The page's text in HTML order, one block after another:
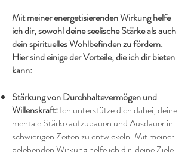
Mit meiner energetisierenden Wirkung helfe
ich dir, sowohl deine seelische Stärke als auch
dein spirituelles Wohlbefinden zu fördern.
Hier sind einige der Vorteile, die ich dir bieten
kann:
Stärkung von Durchhaltevermögen und
Willenskraft:Ich unterstütze dich dabei, deine
mentale Stärke aufzubauen und Ausdauer in
schwierigen Zeiten zu entwickeln. Mit meiner